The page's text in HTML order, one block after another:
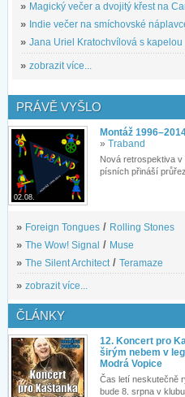
» Magický večer a dvojitý křest na
» Indie večer na smíchovské
» Jana Uriel Kratochvílová s kapelou
» zobrazit více...
PRÁVĚ VYŠLO
02.08.
Montáž
» Traband
Nová retrospektiva v
písních přináší průřez
» Foreign Tongues / Rolling Stones
» The Wow! Signal / Muse
» The Silent Architect / Teramaze
» zobrazit více...
ČLÁNKY
12. Koncert pro
širým nebem v
Modrá Vopice
Čas letí neskutečně
bude 8. srpna v klubu